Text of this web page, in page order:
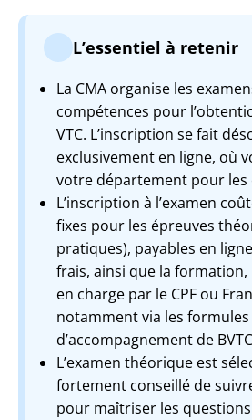
L’essentiel à retenir
La CMA organise les
compétences pour
VTC. L’inscription se fait
exclusivement en ligne, où
votre département pour les
L’inscription à l’examen
fixes pour les épreuves
pratiques), payables en
frais, ainsi que la
en charge par le CPF ou
notamment via les formules
d’accompagnement de
L’examen théorique est
fortement conseillé de
pour maîtriser les